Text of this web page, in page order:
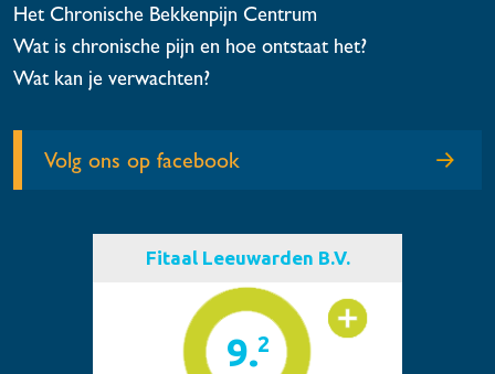
Het Chronische Bekkenpijn Centrum
Wat is chronische pijn en hoe ontstaat het?
Wat kan je verwachten?
Volg ons op facebook